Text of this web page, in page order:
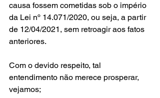
causa fossem cometidas sob o império
da Lei nº 14.071/2020, ou seja, a partir
de 12/04/2021, sem retroagir aos fatos
anteriores.
Com o devido respeito, tal
entendimento não merece prosperar,
vejamos;